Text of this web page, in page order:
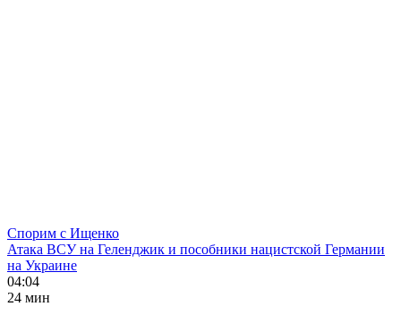
Спорим с Ищенко
Атака ВСУ на Геленджик и пособники нацистской Германии
на Украине
04:04
24 мин